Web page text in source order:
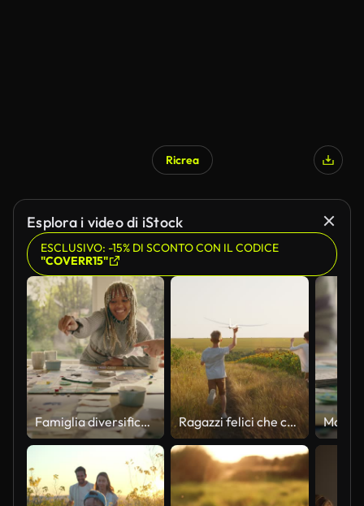
Ricrea
Esplora i video di iStock
ESCLUSIVO: -15% DI SCONTO CON IL CODICE
"COVERR15"
Famiglia diversificata con bambini afro-americani che si divertono a giocare giochi da tavolo insieme a un tavolo Ragazzi felici che corrono tenendo il cane da aquilone dell'aeroplano Barboncino sul campo del prato estivo con il mais di girasole sulla strada rurale tramonto sole splendente. Fratelli di famiglia. I bambini giocano stile di vita. Amici animale domestico